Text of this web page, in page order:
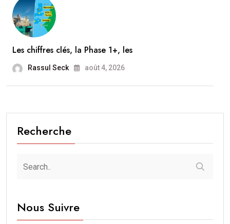
Les chiffres clés, la Phase 1+, les
Rassul Seck août 4, 2026
Recherche
Nous Suivre